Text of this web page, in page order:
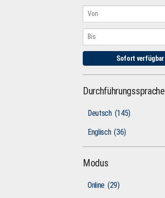
Sofort verfügbar
Durchführungssprache
Deutsch (145)
Englisch (36)
Modus
Online (29)